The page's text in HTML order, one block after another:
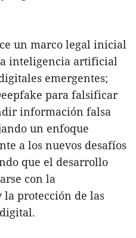
un marco legal inicial
inteligencia artificial
emergentes;
para falsificar
información falsa
un enfoque
a los nuevos desafíos
que el desarrollo
con la
protección de las